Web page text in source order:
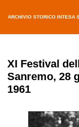
ARCHIVIO STORICO INTESA
XI Festival
Sanremo, 28
1961